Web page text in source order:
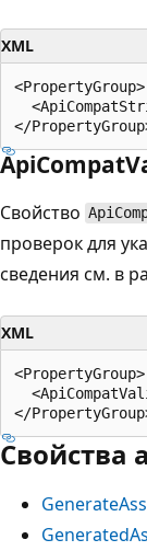
XML
<PropertyGroup>
Свойство
проверок для
сведения см. в
XML
<PropertyGroup>
Свойства